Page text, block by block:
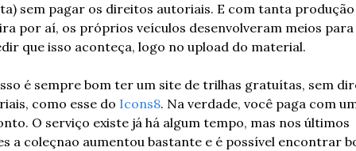
sem pagar os direitos autoriais. E com tanta produção
por aí, os próprios veículos desenvolveram meios para
que isso aconteça, logo no upload do material.
é sempre bom ter um site de trilhas gratuítas, sem
como esse do Icons8. Na verdade, você paga com
O serviço existe já há algum tempo, mas nos últimos
a coleçnao aumentou bastante e é possível encontrar